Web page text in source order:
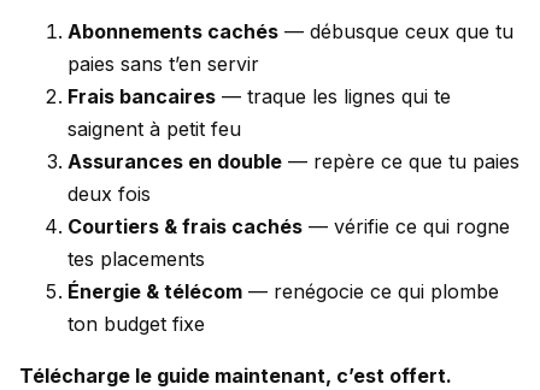
Abonnements cachés — débusque ceux que tu
paies sans t’en servir
Frais bancaires — traque les lignes qui te
saignent à petit feu
Assurances en double — repère ce que tu paies
deux fois
Courtiers & frais cachés — vérifie ce qui rogne
tes placements
Énergie & télécom — renégocie ce qui plombe
ton budget fixe
Télécharge le guide maintenant, c’est offert.